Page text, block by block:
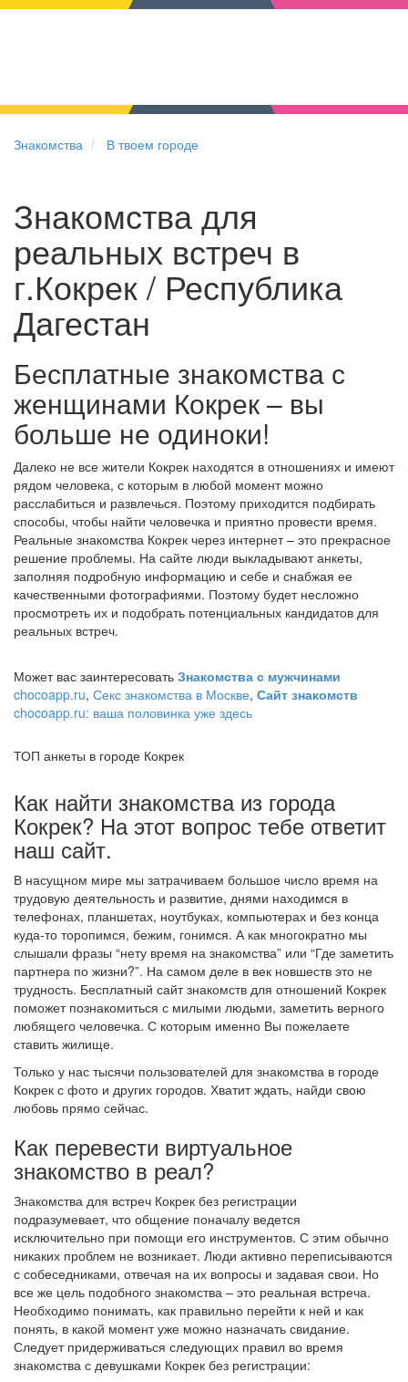
Знакомства В твоем городе
Знакомства для
реальных встреч в
г.Кокрек / Республика
Дагестан
Бесплатные знакомства с
женщинами Кокрек – вы
больше не одиноки!
Далеко не все жители Кокрек находятся в отношениях и имеют
рядом человека, с которым в любой момент можно
расслабиться и развлечься. Поэтому приходится подбирать
способы, чтобы найти человечка и приятно провести время.
Реальные знакомства Кокрек через интернет – это прекрасное
решение проблемы. На сайте люди выкладывают анкеты,
заполняя подробную информацию и себе и снабжая ее
качественными фотографиями. Поэтому будет несложно
просмотреть их и подобрать потенциальных кандидатов для
реальных встреч.
Может вас заинтересовать Знакомства с мужчинами
chocoapp.ru, Секс знакомства в Москве, Сайт знакомств
chocoapp.ru: ваша половинка уже здесь
ТОП анкеты в городе Кокрек
Как найти знакомства из города
Кокрек? На этот вопрос тебе ответит
наш сайт.
В насущном мире мы затрачиваем большое число время на
трудовую деятельность и развитие, днями находимся в
телефонах, планшетах, ноутбуках, компьютерах и без конца
куда-то торопимся, бежим, гонимся. А как многократно мы
слышали фразы “нету время на знакомства” или “Где заметить
партнера по жизни?”. На самом деле в век новшеств это не
трудность. Бесплатный сайт знакомств для отношений Кокрек
поможет познакомиться с милыми людьми, заметить верного
любящего человечка. С которым именно Вы пожелаете
ставить жилище.
Только у нас тысячи пользователей для знакомства в городе
Кокрек с фото и других городов. Хватит ждать, найди свою
любовь прямо сейчас.
Как перевести виртуальное
знакомство в реал?
Знакомства для встреч Кокрек без регистрации
подразумевает, что общение поначалу ведется
исключительно при помощи его инструментов. С этим обычно
никаких проблем не возникает. Люди активно переписываются
с собеседниками, отвечая на их вопросы и задавая свои. Но
все же цель подобного знакомства – это реальная встреча.
Необходимо понимать, как правильно перейти к ней и как
понять, в какой момент уже можно назначать свидание.
Следует придерживаться следующих правил во время
знакомства с девушками Кокрек без регистрации: